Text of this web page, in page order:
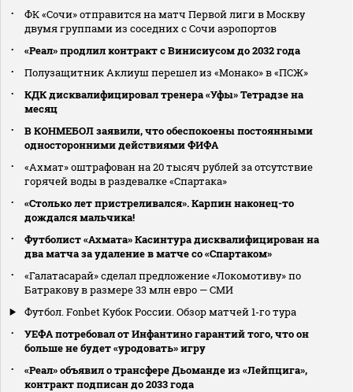
ФК «Сочи» отправится на матч Первой лиги в Москву
двумя группами из соседних с Сочи аэропортов
«Реал» продлил контракт с Винисиусом до 2032 года
Полузащитник Аклиуш перешел из «Монако» в «ПСЖ»
КДК дисквалифицировал тренера «Уфы» Тетрадзе на
месяц
В КОНМЕБОЛ заявили, что обеспокоены постоянными
односторонними действиями ФИФА
«Ахмат» оштрафован на 20 тысяч рублей за отсутствие
горячей воды в раздевалке «Спартака»
«Столько лет пристреливался». Карпин наконец-то
дождался мальчика!
Футболист «Ахмата» Касинтура дисквалифицирован на
два матча за удаление в матче со «Спартаком»
«Галатасарай» сделал предложение «Локомотиву» по
Батракову в размере 33 млн евро — СМИ
Футбол. Fonbet Кубок России. Обзор матчей 1-го тура
УЕФА потребовал от Инфантино гарантий того, что он
больше не будет «уродовать» игру
«Реал» объявил о трансфере Дьоманде из «Лейпцига»,
контракт подписан до 2033 года